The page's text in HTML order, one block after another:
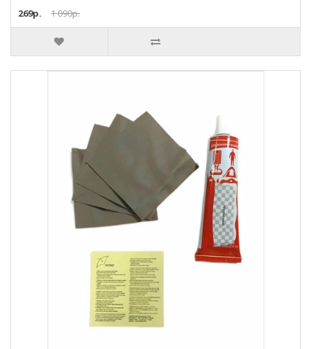
269р.
1 090р.